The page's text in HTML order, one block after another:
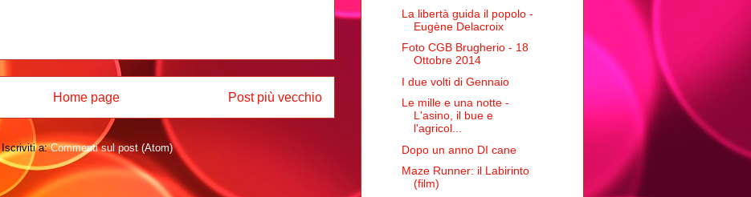
Post più vecchio
Home page
Iscriviti a:Commenti sul post (Atom)
La libertà guida il popolo -
Eugène Delacroix
Foto CGB Brugherio - 18
Ottobre 2014
I due volti di Gennaio
Le mille e una notte -
L'asino, il bue e
l'agricol...
Dopo un anno DI cane
Maze Runner: il Labirinto
(film)